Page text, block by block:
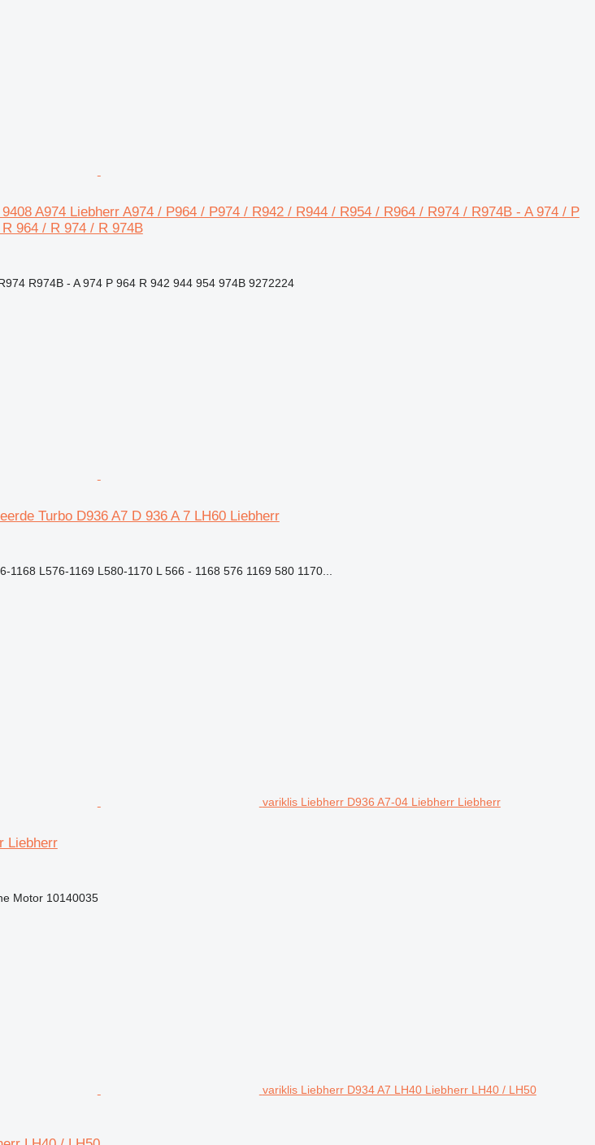
A974 Liebherr A974 / P964 / P974 / R942 / R944 / R954 / R964 / R974 / R974B - A 974 / P
964 / R 974 / R 974B
R974B - A 974 P 964 R 942 944 954 974B 9272224
Turbo D936 A7 D 936 A 7 LH60 Liebherr
L576-1169 L580-1170 L 566 - 1168 576 1169 580 1170...
variklis Liebherr D936 A7-04 Liebherr Liebherr
Liebherr
Motor 10140035
variklis Liebherr D934 A7 LH40 Liebherr LH40 / LH50